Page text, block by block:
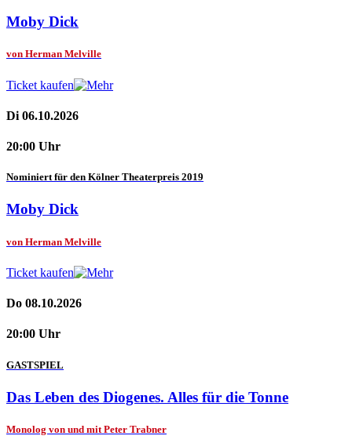
Moby Dick
von Herman Melville
Ticket kaufen
Di 06.10.2026
20:00 Uhr
Nominiert für den Kölner Theaterpreis 2019
Moby Dick
von Herman Melville
Ticket kaufen
Do 08.10.2026
20:00 Uhr
GASTSPIEL
Das Leben des Diogenes. Alles für die Tonne
Monolog von und mit Peter Trabner